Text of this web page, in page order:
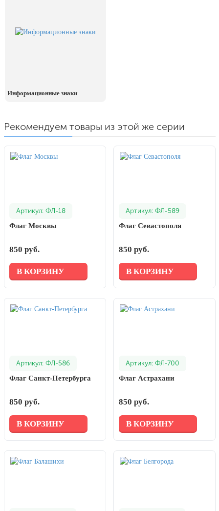
Информационные знаки
Рекомендуем товары из этой же серии
Артикул: ФЛ-18
Флаг Москвы
850 руб.
В КОРЗИНУ
Артикул: ФЛ-589
Флаг Севастополя
850 руб.
В КОРЗИНУ
Артикул: ФЛ-586
Флаг Санкт-Петербурга
850 руб.
В КОРЗИНУ
Артикул: ФЛ-700
Флаг Астрахани
850 руб.
В КОРЗИНУ